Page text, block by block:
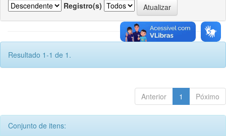
Registro(s)
Resultado 1-1 de 1.
Anterior 1 Póximo
Conjunto de itens: